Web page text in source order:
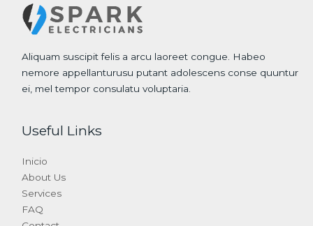
Aliquam suscipit felis a arcu laoreet congue. Habeo
nemore appellanturusu putant adolescens conse quuntur
ei, mel tempor consulatu voluptaria.
Useful Links
Inicio
About Us
Services
FAQ